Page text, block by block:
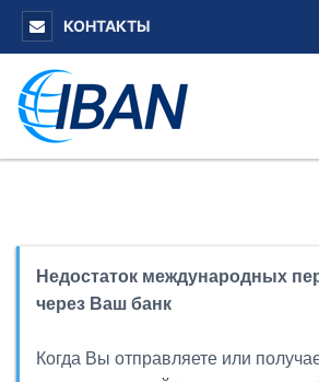
КОНТАКТЫ
Недостаток международных
через Ваш банк
Когда Вы отправляете или